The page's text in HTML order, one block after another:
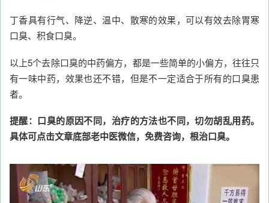
丁香具有行气、降逆、温中、散寒的效果，可以有效去除胃寒
口臭、积食口臭。
以上5个去除口臭的中药偏方，都是一些简单的小偏方，往往只
有一味中药，效果也还不错，但是不一定适合于所有的口臭患
者。
提醒：口臭的原因不同，治疗的方法也不同，切勿胡乱用药。
具体可点击文章底部老中医微信，免费咨询，根治口臭。